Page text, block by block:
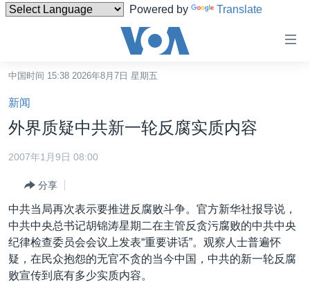
Powered by Translate
碍
链
接
跳
转
转
到
导
港澳
国际
最新国际新闻
印太
分类新闻
经济·金融·贸易
美中关系
中国时间 15:38 2026年8月7日 星期五
新闻
外界质疑中共新一轮反腐实质内容
2007年1月9日 08:00
分享
中共当局再次表示要推进反腐败斗争。官方新华社报导说，
中共中央总书记胡锦涛星期二在主管反贪污腐败的中共中央
纪律检查委员会会议上发表“重要讲话”。观察人士普遍怀
疑，在民众抱怨的无官不贪的当今中国，中共的新一轮反腐
败宣传到底有多少实质内容。